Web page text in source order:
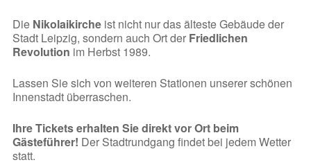
Die Nikolaikircheist nicht nur das älteste Gebäude der
Stadt Leipzig, sondern auch Ort der Friedlichen
Revolution im Herbst 1989.
Lassen Sie sich von weiteren Stationen unserer schönen
Innenstadt überraschen.
Ihre Tickets erhalten Sie direkt vor Ort beim
Gästeführer! Der Stadtrundgang findet bei jedem Wetter
statt.